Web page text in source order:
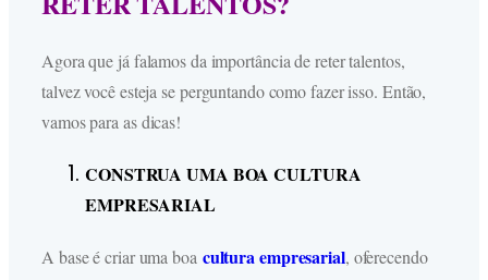
Agora que já falamos da importância de reter talentos,
talvez você esteja se perguntando como fazer isso. Então,
vamos para as dicas!
CONSTRUA UMA BOA CULTURA
EMPRESARIAL
A base é criar uma boacultura empresarial, oferecendo